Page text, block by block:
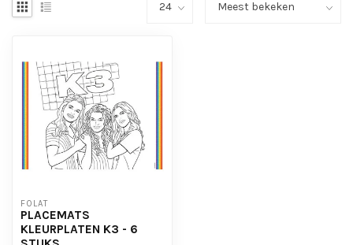
FOLAT
PLACEMATS
KLEURPLATEN K3 - 6